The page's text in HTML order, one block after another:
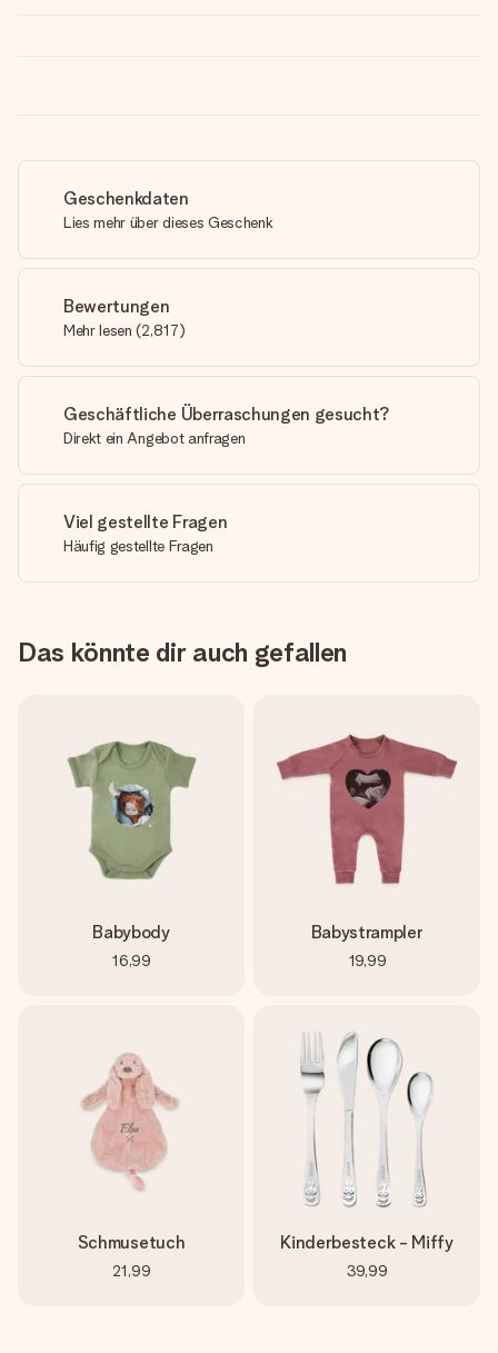
Geschenkdaten
Lies mehr über dieses Geschenk
Bewertungen
Mehr lesen (2,817)
Geschäftliche Überraschungen gesucht?
Direkt ein Angebot anfragen
Viel gestellte Fragen
Häufig gestellte Fragen
Das könnte dir auch gefallen
Babybody
16,99
Babystrampler
19,99
Schmusetuch
21,99
Kinderbesteck - Miffy
39,99